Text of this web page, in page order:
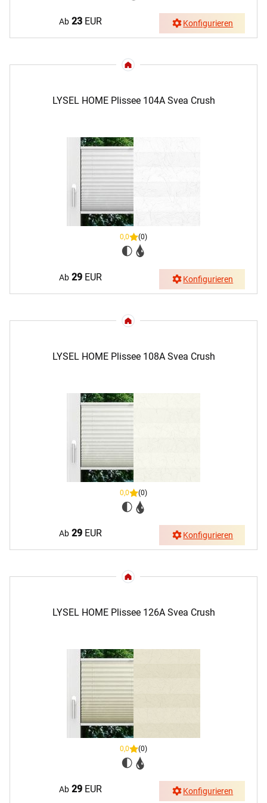
Ab 23 EUR Konfigurieren
LYSEL HOME Plissee 104A Svea Crush
0,0 (0)
Ab 29 EUR Konfigurieren
LYSEL HOME Plissee 108A Svea Crush
0,0 (0)
Ab 29 EUR Konfigurieren
LYSEL HOME Plissee 126A Svea Crush
0,0 (0)
Ab 29 EUR Konfigurieren